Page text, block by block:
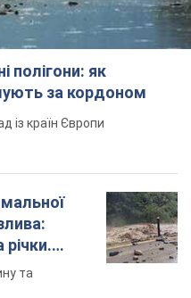
полігони: як
за кордоном
із країн Європи
та